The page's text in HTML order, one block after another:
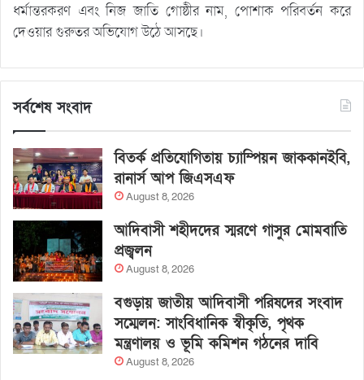
ধর্মান্তরকরণ এবং নিজ জাতি গোষ্ঠীর নাম, পোশাক পরিবর্তন করে
দেওয়ার গুরুতর অভিযোগ উঠে আসছে।
সর্বশেষ সংবাদ
বিতর্ক প্রতিযোগিতায় চ্যাম্পিয়ন জাককানইবি,
রানার্স আপ জিএসএফ
August 8, 2026
আদিবাসী শহীদদের স্মরণে গাসুর মোমবাতি
প্রজ্বলন
August 8, 2026
বগুড়ায় জাতীয় আদিবাসী পরিষদের সংবাদ
সম্মেলন: সাংবিধানিক স্বীকৃতি, পৃথক
মন্ত্রণালয় ও ভূমি কমিশন গঠনের দাবি
August 8, 2026